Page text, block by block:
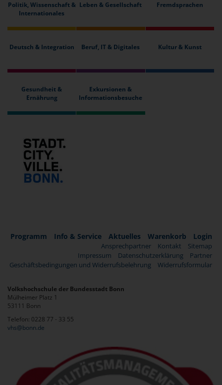
Politik, Wissenschaft &
Internationales
Leben & Gesellschaft Fremdsprachen
Deutsch & Integration Beruf, IT & Digitales Kultur & Kunst
Gesundheit &
Ernährung
Exkursionen &
Informationsbesuche
Programm Info & Service Aktuelles Warenkorb Login
Ansprechpartner Kontakt
Sitemap
Impressum
Datenschutzerklärung
Partner
Geschäftsbedingungen und Widerrufsbelehrung
Widerrufsformular
Volkshochschule der Bundesstadt Bonn
Mülheimer Platz 1
53111 Bonn
Telefon: 0228 77 - 33 55
vhs@bonn.de